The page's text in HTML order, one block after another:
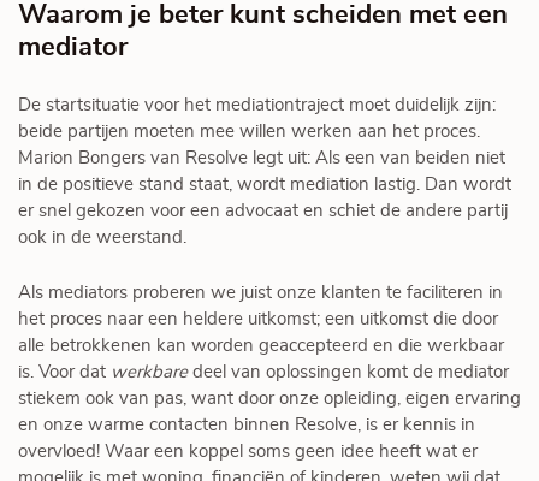
Waarom je beter kunt scheiden met een
mediator
De startsituatie voor het mediationtraject moet duidelijk zijn:
beide partijen moeten mee willen werken aan het proces.
Marion Bongers van Resolve legt uit: Als een van beiden niet
in de positieve stand staat, wordt mediation lastig. Dan wordt
er snel gekozen voor een advocaat en schiet de andere partij
ook in de weerstand.
Als mediators proberen we juist onze klanten te faciliteren in
het proces naar een heldere uitkomst; een uitkomst die door
alle betrokkenen kan worden geaccepteerd en die werkbaar
is. Voor dat werkbaredeel van oplossingen komt de mediator
stiekem ook van pas, want door onze opleiding, eigen ervaring
en onze warme contacten binnen Resolve, is er kennis in
overvloed! Waar een koppel soms geen idee heeft wat er